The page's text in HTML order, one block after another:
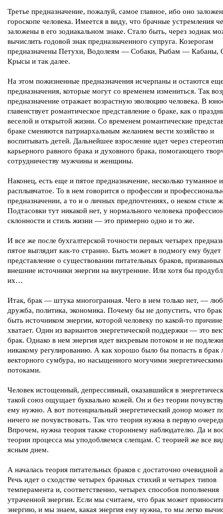
Третье предназначение, пожалуй, самое главное, ибо оно
гороскопе человека. Имеется в виду, что брачные устремления
заложены в его зодиакальном знаке. Стало быть, через зодиак
вычислить годовой знак предназначенного супруга. Козерогам
предназначены Петухи, Водолеям — Собаки, Рыбам —
Крысы и так далее.
На этом пожизненные предназначения исчерпаны и остаются
предназначения, которые могут со временем измениться. Так
предназначение отражает возрастную эволюцию человека. В
главенствует романтическое представление о браке, как о
веселой и открытой жизни. Со временем романтические
браке сменяются патриархальным желанием вести хозяйство и
воспитывать детей. Дальнейшее взросление идет через
карьерного равного брака и духовного брака, помогающего
сотрудничеству мужчины и женщины.
Наконец, есть еще и пятое предназначение, несколько туманное и
расплывчатое. То в нем говорится о профессии и
предназначении, а то и о личных предпочтениях, о неком стиле
Подтасовки тут никакой нет, у нормального человека
склонности и стиль жизни — это примерно одно и то же.
И все же после бухгалтерской точности первых четырех
пятое выглядит как-то странно. Быть может в подмогу ему будет
представление о существовании питательных браков,
внешние источники энергии на внутренние. Или хотя бы
их…
Итак, брак — штука многогранная. Чего в нем только нет, —
дружба, политика, экономика. Почему бы не допустить, что
быть источником энергии, которой человеку по какой-то
хватает. Один из вариантов энергетической поддержки — это
брак. Однако в нем энергия идет вихревым потоком и не
никакому регулированию. А как хорошо было бы попасть в
векторного сумбура, но насыщенного могучими
потоками.
Человек истощенный, депрессивный, оказавшийся в
такой союз ощущает буквально кожей. Он и без теории
ему нужно. А вот потенциальный энергетический донор может
ничего не почувствовать. Так что теория нужна в первую
Впрочем, нужна теория также стороннему наблюдателю. Да и
теории процесса мы уподобляемся слепцам. С теорией же все
ясным днем.
А началась теория питательных браков с достаточно очевидной
Речь идет о сходстве четырех брачных стихий и четырех типов
темперамента и, соответственно, четырех способов пополнения
утраченной энергии. Если мы считаем, что брак может
энергию, и мы знаем, какая энергия ему нужна, то мы легко